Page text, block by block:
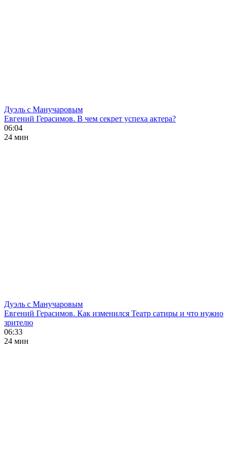
Дуэль с Манучаровым
Евгений Герасимов. В чем секрет успеха актера?
06:04
24 мин
Дуэль с Манучаровым
Евгений Герасимов. Как изменился Театр сатиры и что нужно
зрителю
06:33
24 мин